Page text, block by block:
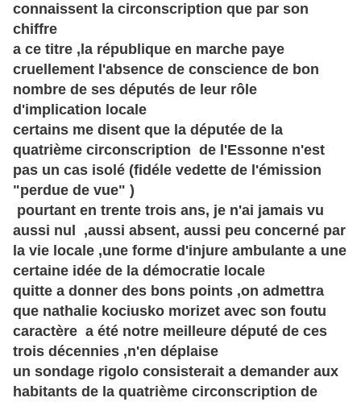
connaissent la circonscription que par son
chiffre
a ce titre ,la république en marche paye
cruellement l'absence de conscience de bon
nombre de ses députés de leur rôle
d'implication locale
certains me disent que la députée de la
quatrième circonscription de l'Essonne n'est
pas un cas isolé (fidéle vedette de l'émission
"perdue de vue" )
pourtant en trente trois ans, je n'ai jamais vu
aussi nul ,aussi absent, aussi peu concerné par
la vie locale ,une forme d'injure ambulante a une
certaine idée de la démocratie locale
quitte a donner des bons points ,on admettra
que nathalie kociusko morizet avec son foutu
caractère a été notre meilleure député de ces
trois décennies ,n'en déplaise
un sondage rigolo consisterait a demander aux
habitants de la quatrième circonscription de